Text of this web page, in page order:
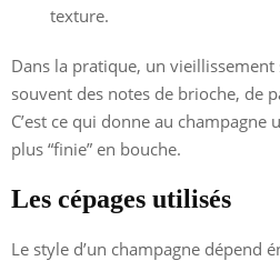
texture.
Dans la pratique, un
souvent des notes de brioche, de
C’est ce qui donne au
plus “finie” en bouche.
Les cépages utilisés
Le style d’un champagne dépend